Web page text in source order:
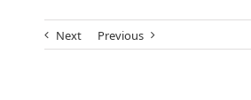
Previous
Next